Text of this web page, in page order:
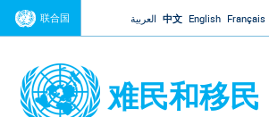
Jump to navigation
联合国 العربية 中文 English Français
难民和移民